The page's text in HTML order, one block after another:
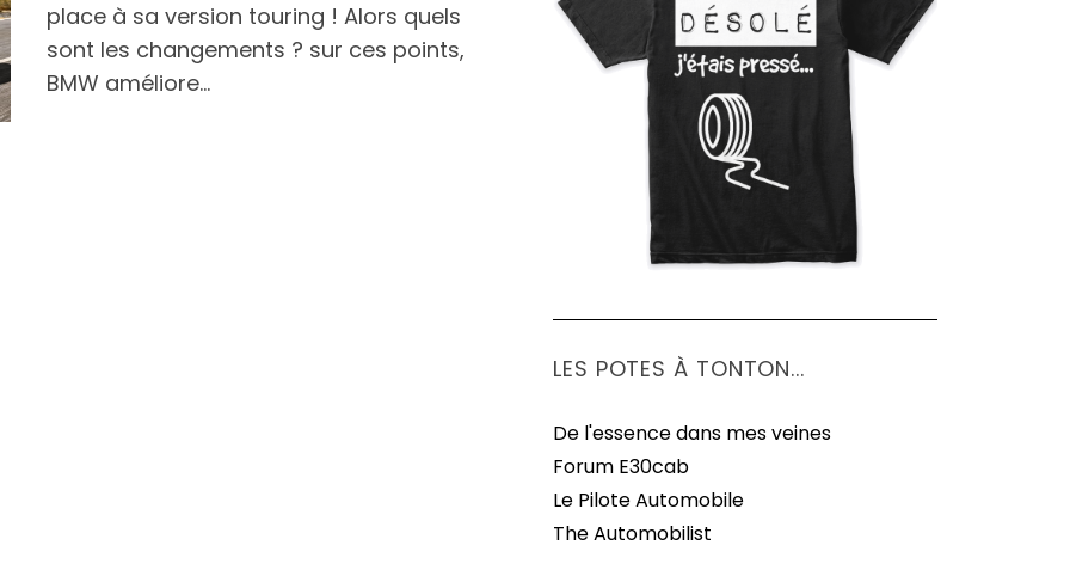
place à sa version touring ! Alors quels
sont les changements ? sur ces points,
BMW améliore…
LES POTES À TONTON...
De l'essence dans mes veines
Forum E30cab
Le Pilote Automobile
The Automobilist